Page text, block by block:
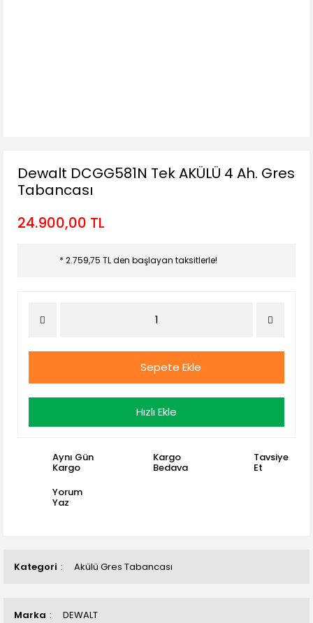
Kategori Akülü Gres Tabancası
Marka DEWALT
Dewalt DCGG581N Tek AKÜLÜ 4 Ah. Gres
Tabancası
24.900,00 TL
* 2.759,75 TL den başlayan taksitlerle!
Sepete Ekle
Hızlı Ekle
Aynı Gün
Kargo
Kargo
Bedava
Tavsiye
Et
Yorum
Yaz